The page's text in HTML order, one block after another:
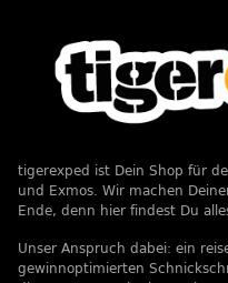
tigerexped ist Dein Shop für
und Exmos. Wir machen
Ende, denn hier findest Du
Unser Anspruch dabei: ein
gewinnoptimierten